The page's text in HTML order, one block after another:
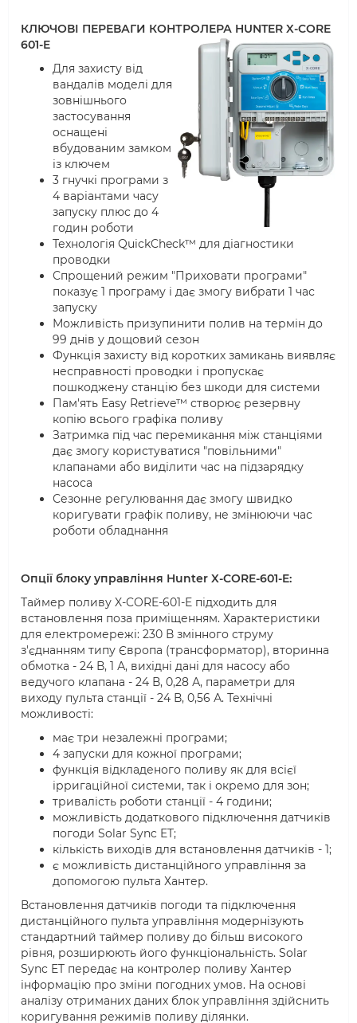
КЛЮЧОВІ ПЕРЕВАГИ КОНТРОЛЕРА HUNTER X-CORE
601-E
Для захисту від
вандалів моделі для
зовнішнього
застосування
оснащені
вбудованим замком
із ключем
3 гнучкі програми з
4 варіантами часу
запуску плюс до 4
годин роботи
Технологія QuickCheck™ для діагностики
проводки
Спрощений режим "Приховати програми"
показує 1 програму і дає змогу вибрати 1 час
запуску
Можливість призупинити полив на термін до
99 днів у дощовий сезон
Функція захисту від коротких замикань виявляє
несправності проводки і пропускає
пошкоджену станцію без шкоди для системи
Пам'ять Easy Retrieve™ створює резервну
копію всього графіка поливу
Затримка під час перемикання між станціями
дає змогу користуватися "повільними"
клапанами або виділити час на підзарядку
насоса
Сезонне регулювання дає змогу швидко
коригувати графік поливу, не змінюючи час
роботи обладнання
Опції блоку управління Hunter X-CORE-601-E:
Таймер поливу X-CORE-601-E підходить для
встановлення поза приміщенням. Характеристики
для електромережі: 230 В змінного струму
з'єднанням типу Європа (трансформатор), вторинна
обмотка - 24 В, 1 А, вихідні дані для насосу або
ведучого клапана - 24 В, 0,28 А, параметри для
виходу пульта станції - 24 В, 0,56 А. Технічні
можливості:
має три незалежні програми;
4 запуски для кожної програми;
функція відкладеного поливу як для всієї
ірригаційної системи, так і окремо для зон;
тривалість роботи станції - 4 години;
можливість додаткового підключення датчиків
погоди Solar Sync ET;
кількість виходів для встановлення датчиків - 1;
є можливість дистанційного управління за
допомогою пульта Хантер.
Встановлення датчиків погоди та підключення
дистанційного пульта управління модернізують
стандартний таймер поливу до більш високого
рівня, розширюють його функціональність. Solar
Sync ET передає на контролер поливу Хантер
інформацію про зміни погодних умов. На основі
аналізу отриманих даних блок управління здійснить
коригування режимів поливу ділянки.